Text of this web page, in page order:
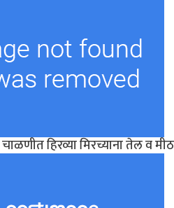
चाळणीत हिरव्या मिरच्याना तेल व